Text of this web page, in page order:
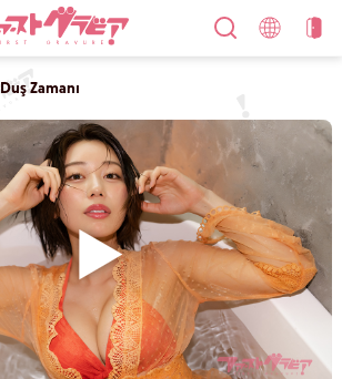
Duş Zamanı